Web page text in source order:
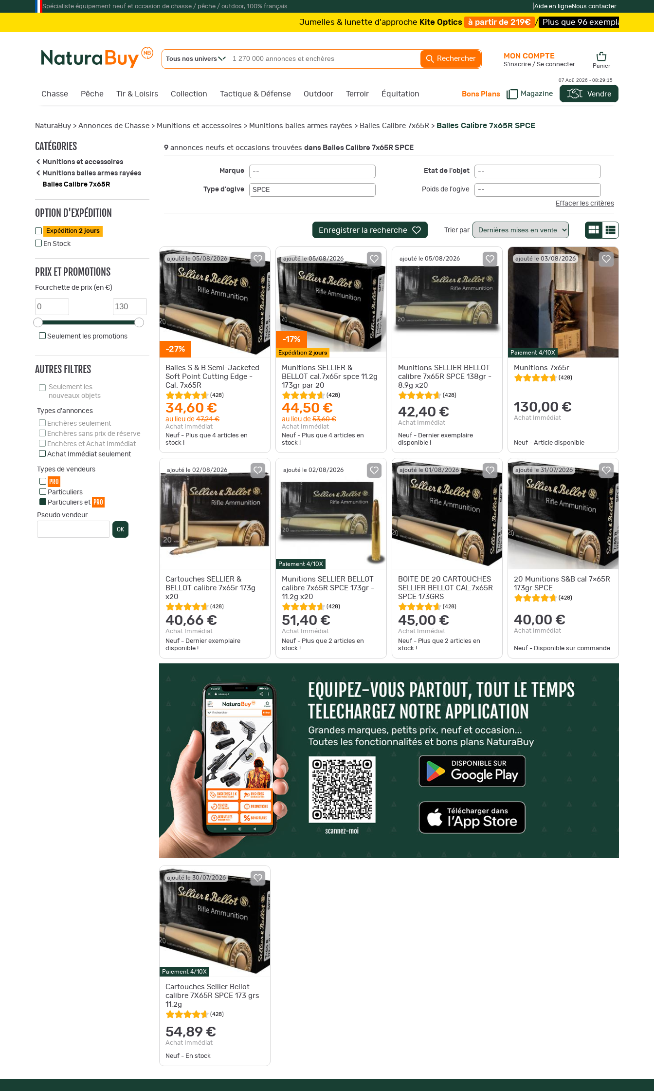
Spécialiste équipement neuf et occasion de chasse / pêche / outdoor, 100% français Aide en ligneNous contacter
Jumelles & lunette d'approcheKite Optics à partir de 219€ / Plus que 96 exemplaires ! /Livraison
Tous nos univers Rechercher
Chasse Pêche Tir & Loisirs Collection Tactique & Défense Outdoor Terroir Équitation Bons Plans Magazine Vendre
MON COMPTE
S'inscrire / Se connecter Panier
07 Aoû 2026 - 08:29:16
NaturaBuy > Annonces de Chasse > Munitions et accessoires > Munitions balles armes rayées > Balles Calibre 7x65R > Balles Calibre 7x65R SPCE
CATÉGORIES
Munitions et accessoires
Munitions balles armes rayées
Balles Calibre 7x65R
OPTION D'EXPÉDITION
Expédition 2 jours
En Stock
PRIX ET PROMOTIONS
Fourchette de prix (en €)
Seulement les promotions
AUTRES FILTRES
Seulement les
nouveaux objets
Types d'annonces
Enchères seulement
Enchères sans prix de réserve
Enchères et Achat Immédiat
Achat Immédiat seulement
Types de vendeurs
PRO
Particuliers
Particuliers et PRO
Pseudo vendeur
OK
9 annonces neufs et occasions trouvées dans Balles Calibre 7x65R SPCE
Marque --
Type d'ogive SPCE
Etat de l'objet --
Poids de l'ogive
--
Effacer les critères
Enregistrer la recherche Trier par
ajouté le 05/08/2026
-27%
Balles S & B Semi-Jacketed
Soft Point Cutting Edge -
Cal. 7x65R
(428)
34,60 €
au lieu de 47,24 €
Achat Immédiat
Neuf - Plus que 4 articles en
stock !
ajouté le 05/08/2026
-17%
Expédition 2 jours
Munitions SELLIER &
BELLOT cal.7x65r spce 11.2g
173gr par 20
(428)
44,50 €
au lieu de53,60 €
Achat Immédiat
Neuf - Plus que 4articles en
stock !
ajouté le 05/08/2026
Munitions SELLIER BELLOT
calibre 7x65R SPCE 138gr -
8.9g x20
(428)
42,40 €
Achat Immédiat
Neuf - Dernier exemplaire
disponible !
ajouté le 03/08/2026
Paiement 4/10X
Munitions 7x65r
(428)
130,00 €
Achat Immédiat
Neuf - Article disponible
ajouté le 02/08/2026
Cartouches SELLIER &
BELLOT calibre 7x65r 173g
x20
(428)
40,66 €
Achat Immédiat
Neuf - Dernier exemplaire
disponible !
ajouté le 02/08/2026
Paiement 4/10X
Munitions SELLIER BELLOT
calibre 7x65R SPCE 173gr -
11.2g x20
(428)
51,40 €
Achat Immédiat
Neuf - Plus que 2 articles en
stock !
ajouté le 01/08/2026
BOITE DE 20 CARTOUCHES
SELLIER BELLOT CAL.7x65R
SPCE 173GRS
(428)
45,00 €
Achat Immédiat
Neuf - Plus que 2 articles en
stock !
ajouté le 31/07/2026
20 Munitions S&B cal 7×65R
173gr SPCE
(428)
40,00 €
Achat Immédiat
Neuf - Disponible sur commande
ajouté le 30/07/2026
Paiement 4/10X
Cartouches Sellier Bellot
calibre 7X65R SPCE 173 grs
11,2g
(428)
54,89 €
Achat Immédiat
Neuf - En stock